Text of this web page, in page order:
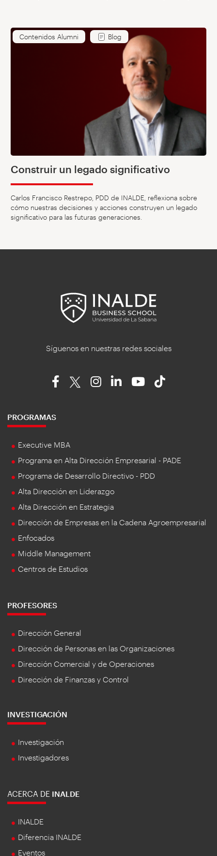
Contenidos Alumni Blog
Construir un legado significativo
Carlos Francisco Restrepo, PDD de INALDE, reflexiona sobre
cómo nuestras decisiones y acciones construyen un legado
significativo para las futuras generaciones.
Síguenos en nuestras redes sociales
PROGRAMAS
Executive MBA
Programa en Alta Dirección Empresarial - PADE
Programa de Desarrollo Directivo - PDD
Alta Dirección en Liderazgo
Alta Dirección en Estrategia
Dirección de Empresas en la Cadena Agroempresarial
Enfocados
Middle Management
Centros de Estudios
PROFESORES
Dirección General
Dirección de Personas en las Organizaciones
Dirección Comercial y de Operaciones
Dirección de Finanzas y Control
INVESTIGACIÓN
Investigación
Investigadores
ACERCA DE INALDE
INALDE
Diferencia INALDE
Eventos